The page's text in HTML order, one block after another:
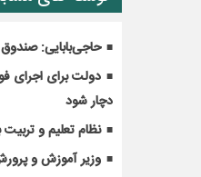
حاجی‌بابایی:
دولت برای اجرای
دچار شود
نظام تعلیم و
وزیر آموزش و